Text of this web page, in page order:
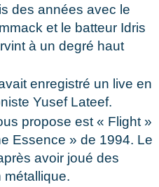
des années avec le
et le batteur Idris
à un degré haut
enregistré un live en
Yusef Lateef.
propose est « Flight »
Essence » de 1994. Le
avoir joué des